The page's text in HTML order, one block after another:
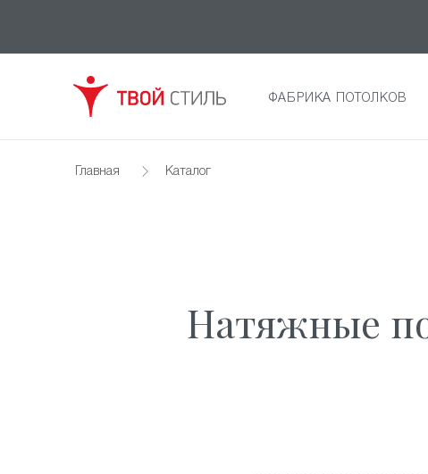
ФАБРИКА ПОТОЛКОВ
Главная Каталог
Натяжные